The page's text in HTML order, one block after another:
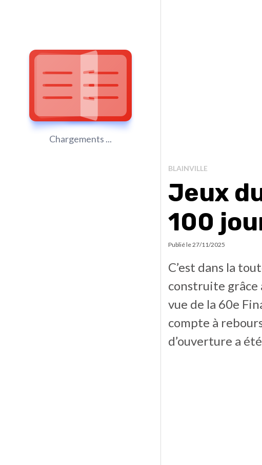
Chargements ...
BLAINVILLE
Jeux
100
Publié le27/11/2025
C’est dans la
construite grâce
vue de la 60e
compte à
d’ouverture a